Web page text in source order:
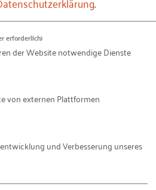
Strukturen und
ist auch, geeignete
objektiv zu identifizieren, für
auszuwählen und
erforderlich)
der Website notwendige Dienste
von externen Plattformen
und Verbesserung unseres